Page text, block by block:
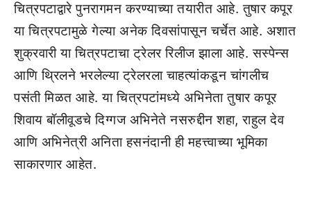
चित्रपटाद्वारे पुनरागमन करण्याच्या तयारीत आहे. तुषार कपूर
या चित्रपटामुळे गेल्या अनेक दिवसांपासून चर्चेत आहे. अशात
शुक्रवारी या चित्रपटाचा ट्रेलर रिलीज झाला आहे. सस्पेन्स
आणि थ्रिलने भरलेल्या ट्रेलरला चाहत्यांकडून चांगलीच
पसंती मिळत आहे. या चित्रपटांमध्ये अभिनेता तुषार कपूर
शिवाय बॉलीवूडचे दिग्गज अभिनेते नसरुद्दीन शहा, राहुल देव
आणि अभिनेत्री अनिता हसनंदानी ही महत्त्वाच्या भूमिका
साकारणार आहेत.